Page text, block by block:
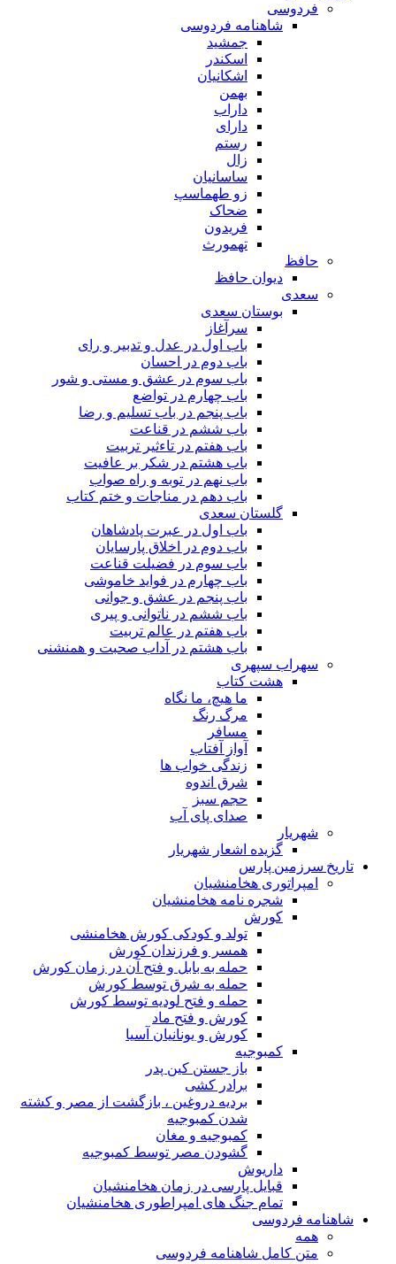
فردوسی
شاهنامه فردوسی
جمشید
اسکندر
اشکانیان
بهمن
داراب
دارای
رستم
زال
ساسانیان
زو طهماسپ‏
ضحاک
فریدون
تهمورث
حافظ
دیوان حافظ
سعدی
بوستان سعدی
سرآغاز
باب اول در عدل و تدبیر و رای
باب دوم در احسان
باب سوم در عشق و مستی و شور
باب چهارم در تواضع
باب پنجم در باب تسلیم و رضا
باب ششم در قناعت
باب هفتم در تاءثیر تربیت
باب هشتم در شکر بر عافیت
باب نهم در توبه و راه صواب
باب دهم در مناجات و ختم کتاب
گلستان سعدی
باب اول در عبرت پادشاهان
باب دوم در اخلاق پارسایان
باب سوم در فضیلت قناعت
باب چهارم در فواید خاموشى
باب پنجم در عشق و جوانى
باب ششم در ناتوانى و پیرى
باب هفتم در عالم تربیت
باب هشتم در آداب صحبت و همنشنى
سهراب سپهری
هشت کتاب
ما هیچ، ما نگاه
مرگ رنگ
مسافر
آواز آفتاب
زندگی خواب ها
شرق اندوه
حجم سبز
صدای پای آب
شهریار
گزیده اشعار شهریار
تاریخ سرزمین پارس
امپراتوری هخامنشیان
شجره نامه هخامنشیان
کورش
تولد و کودکی کورش هخامنشی
همسر و فرزندان کورش
حمله به بابل و فتح آن در زمان کورش
حمله به شرق توسط کورش
حمله و فتح لودیه توسط کورش
کورش و فتح ماد
کورش و یونانیان آسیا
کمبوجیه
باز جستن کین پدر
برادر کشی
بردیه دروغین ، بازگشت از مصر و کشته
شدن کمبوجیه
کمبوجیه و مغان
گشودن مصر توسط کمبوجیه
داریوش
قبایل پارسی در زمان هخامنشیان
تمام جنگ های امپراطوری هخامنشیان
شاهنامه فردوسی
همه
متن کامل شاهنامه فردوسی